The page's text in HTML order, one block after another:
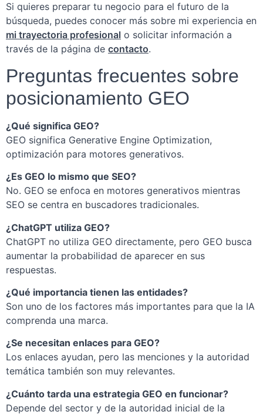
Si quieres preparar tu negocio para el futuro de la
búsqueda, puedes conocer más sobre mi experiencia en
mi trayectoria profesional o solicitar información a
través de la página de contacto.
Preguntas frecuentes sobre
posicionamiento GEO
¿Qué significa GEO?
GEO significa Generative Engine Optimization,
optimización para motores generativos.
¿Es GEO lo mismo que SEO?
No. GEO se enfoca en motores generativos mientras
SEO se centra en buscadores tradicionales.
¿ChatGPT utiliza GEO?
ChatGPT no utiliza GEO directamente, pero GEO busca
aumentar la probabilidad de aparecer en sus
respuestas.
¿Qué importancia tienen las entidades?
Son uno de los factores más importantes para que la IA
comprenda una marca.
¿Se necesitan enlaces para GEO?
Los enlaces ayudan, pero las menciones y la autoridad
temática también son muy relevantes.
¿Cuánto tarda una estrategia GEO en funcionar?
Depende del sector y de la autoridad inicial de la